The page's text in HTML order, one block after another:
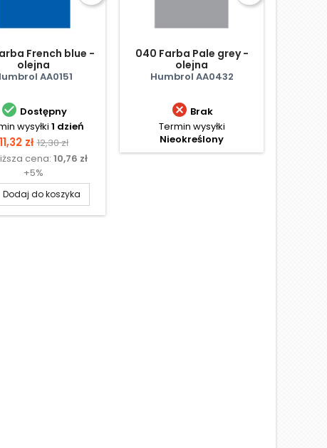
French blue -
olejna
AA0151
 Dostępny
wysyłki 1 dzień
Cena
11,32 zł Cena
podstawowa
12,30 zł
cena: 10,76 zł
+5%
Dodaj do koszyka
040 Farba Pale grey -
olejna
Humbrol AA0432
 Brak
Termin wysyłki
Nieokreślony